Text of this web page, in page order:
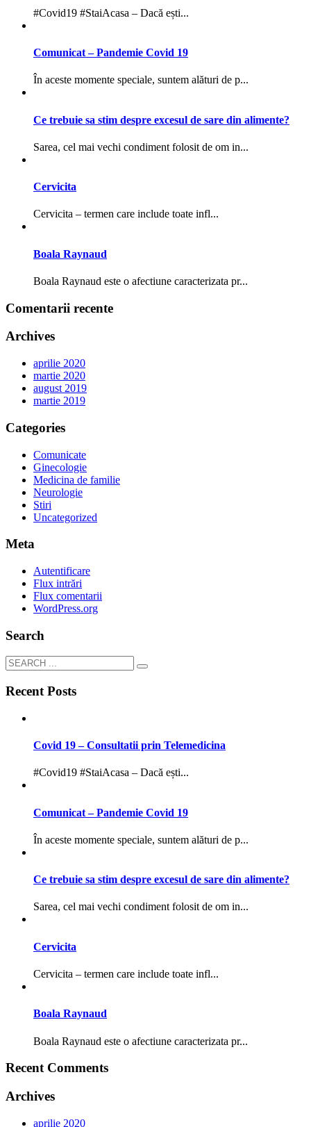
#Covid19 #StaiAcasa – Dacă ești...
Comunicat – Pandemie Covid 19
În aceste momente speciale, suntem alături de p...
Ce trebuie sa stim despre excesul de sare din alimente?
Sarea, cel mai vechi condiment folosit de om in...
Cervicita
Cervicita – termen care include toate infl...
Boala Raynaud
Boala Raynaud este o afectiune caracterizata pr...
Comentarii recente
Archives
aprilie 2020
martie 2020
august 2019
martie 2019
Categories
Comunicate
Ginecologie
Medicina de familie
Neurologie
Stiri
Uncategorized
Meta
Autentificare
Flux intrări
Flux comentarii
WordPress.org
Search
Recent Posts
Covid 19 – Consultatii prin Telemedicina
#Covid19 #StaiAcasa – Dacă ești...
Comunicat – Pandemie Covid 19
În aceste momente speciale, suntem alături de p...
Ce trebuie sa stim despre excesul de sare din alimente?
Sarea, cel mai vechi condiment folosit de om in...
Cervicita
Cervicita – termen care include toate infl...
Boala Raynaud
Boala Raynaud este o afectiune caracterizata pr...
Recent Comments
Archives
aprilie 2020